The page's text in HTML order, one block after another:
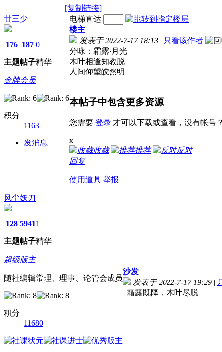
[复制链接]
廿三少
176
主题
187
帖子
0
精华
金牌会员
积分
1163
发消息
电梯直达
楼主
发表于 2022-7-17 18:13 | 只看该作者
分咏：霜露·月光
木叶相逢知教脱
人间仰望皎然明
本帖子中包含更多资源
您需要 登录 才可以下载或查看，没有帐号？
x
收藏
推荐
反对
回复
使用道具 举报
风尘妖刀
128
主题
5941
帖子
1
精华
超级版主
随社编辑常理、理事、论管会成员
积分
11680
沙发
发表于 2022-7-17 19:29 |
霜露既降，木叶尽脱